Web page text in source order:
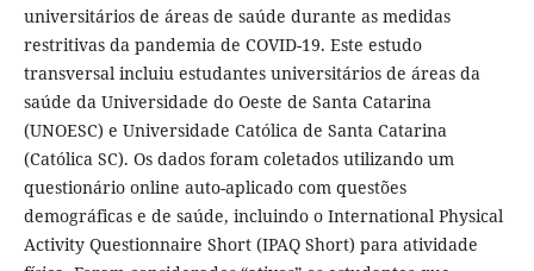
universitários de áreas de saúde durante as medidas
restritivas da pandemia de COVID-19. Este estudo
transversal incluiu estudantes universitários de áreas da
saúde da Universidade do Oeste de Santa Catarina
(UNOESC) e Universidade Católica de Santa Catarina
(Católica SC). Os dados foram coletados utilizando um
questionário online auto-aplicado com questões
demográficas e de saúde, incluindo o International Physical
Activity Questionnaire Short (IPAQ Short) para atividade